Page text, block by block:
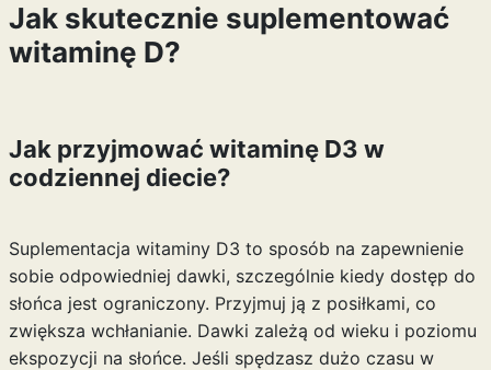
Jak skutecznie suplementować
witaminę D?
Jak przyjmować witaminę D3 w
codziennej diecie?
Suplementacja witaminy D3 to sposób na zapewnienie
sobie odpowiedniej dawki, szczególnie kiedy dostęp do
słońca jest ograniczony. Przyjmuj ją z posiłkami, co
zwiększa wchłanianie. Dawki zależą od wieku i poziomu
ekspozycji na słońce. Jeśli spędzasz dużo czasu w